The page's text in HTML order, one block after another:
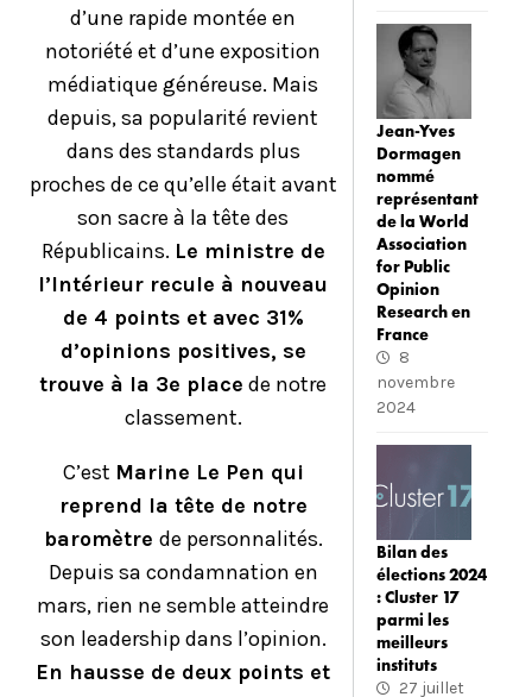
d’une rapide montée en
notoriété et d’une exposition
médiatique généreuse. Mais
depuis, sa popularité revient
dans des standards plus
proches de ce qu’elle était avant
son sacre à la tête des
Républicains. Le ministre de
l’Intérieur recule à nouveau
de 4 points et avec 31%
d’opinions positives, se
trouve à la 3e place de notre
classement.
C’est Marine Le Pen qui
reprend la tête de notre
baromètre de personnalités.
Depuis sa condamnation en
mars, rien ne semble atteindre
son leadership dans l’opinion.
En hausse de deux points et
Jean-Yves
Dormagen
nommé
représentant
de la World
Association
for Public
Opinion
Research en
France
8
novembre
2024
Bilan des
élections 2024
: Cluster 17
parmi les
meilleurs
instituts
27 juillet